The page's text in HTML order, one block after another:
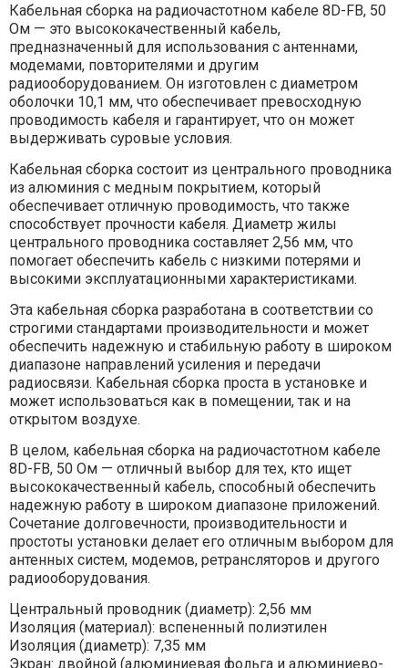
Кабельная сборка на радиочастотном кабеле 8D-FB, 50
Ом — это высококачественный кабель,
предназначенный для использования с антеннами,
модемами, повторителями и другим
радиооборудованием. Он изготовлен с диаметром
оболочки 10,1 мм, что обеспечивает превосходную
проводимость кабеля и гарантирует, что он может
выдерживать суровые условия.
Кабельная сборка состоит из центрального проводника
из алюминия с медным покрытием, который
обеспечивает отличную проводимость, что также
способствует прочности кабеля. Диаметр жилы
центрального проводника составляет 2,56 мм, что
помогает обеспечить кабель с низкими потерями и
высокими эксплуатационными характеристиками.
Эта кабельная сборка разработана в соответствии со
строгими стандартами производительности и может
обеспечить надежную и стабильную работу в широком
диапазоне направлений усиления и передачи
радиосвязи. Кабельная сборка проста в установке и
может использоваться как в помещении, так и на
открытом воздухе.
В целом, кабельная сборка на радиочастотном кабеле
8D-FB, 50 Ом — отличный выбор для тех, кто ищет
высококачественный кабель, способный обеспечить
надежную работу в широком диапазоне приложений.
Сочетание долговечности, производительности и
простоты установки делает его отличным выбором для
антенных систем, модемов, ретрансляторов и другого
радиооборудования.
Центральный проводник (диаметр): 2,56 мм
Изоляция (материал): вспененный полиэтилен
Изоляция (диаметр): 7,35 мм
Экран: двойной (алюминиевая фольга и алюминиево-